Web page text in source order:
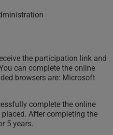
the participation link and
can complete the online
browsers are: Microsoft
complete the online
After completing the
5 years.